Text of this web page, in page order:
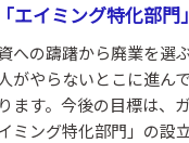
エイミング特化部門
への躊躇から廃業を選
がやらないとこに進ん
ます。今後の目標は、
ミング特化部門」の設立